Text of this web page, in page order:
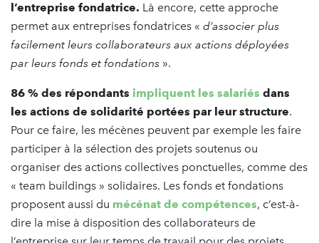
l’entreprise fondatrice. Là encore, cette approche
permet aux entreprises fondatrices « d’associer plus
facilement leurs collaborateurs aux actions déployées
par leurs fonds et fondations ».
86 % des répondants impliquent les salariés dans
les actions de solidarité portées par leur structure.
Pour ce faire, les mécènes peuvent par exemple les faire
participer à la sélection des projets soutenus ou
organiser des actions collectives ponctuelles, comme des
« team buildings » solidaires. Les fonds et fondations
proposent aussi du mécénat de compétences, c’est-à-
dire la mise à disposition des collaborateurs de